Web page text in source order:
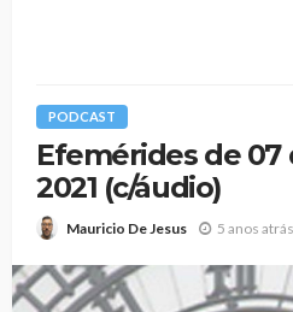
PODCAST
Efemérides de 07
2021 (c/áudio)
Mauricio De Jesus 5 anos atrás